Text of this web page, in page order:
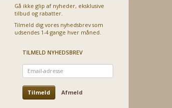
Gå ikke glip af nyheder, eksklusive
tilbud og rabatter.
Tilmeld dig vores nyhedsbrev som
udsendes 1-4 gange hver måned.
TILMELD NYHEDSBREV
Email-
adresse
Tilmeld Afmeld